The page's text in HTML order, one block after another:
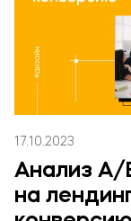
17.10.2023
Анализ A/
на